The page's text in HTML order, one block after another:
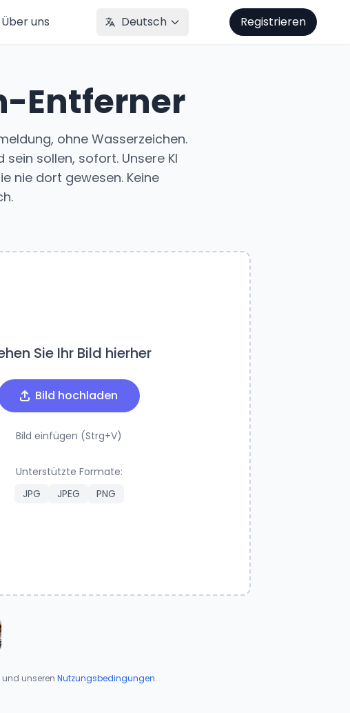
Über uns Deutsch Registrieren
Entferner
ohne Wasserzeichen.
sollen, sofort. Unsere KI
nie dort gewesen. Keine
Sie Ihr Bild hierher
Bild hochladen
Bild einfügen (Strg+V)
Unterstützte Formate:
JPG
JPEG PNG
und unseren Nutzungsbedingungen.